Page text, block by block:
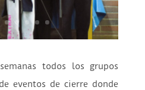
todos los grupos
eventos de cierre donde